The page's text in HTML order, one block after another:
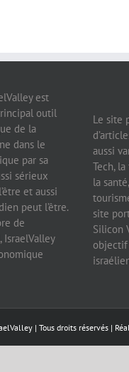
est
outil
de la
dans le
par sa
sérieux
et aussi
peut l’être.
de
IsraelValley
Le site
aussi
Tech,
la
site
Silicon
objectif
| Tous droits réservés |